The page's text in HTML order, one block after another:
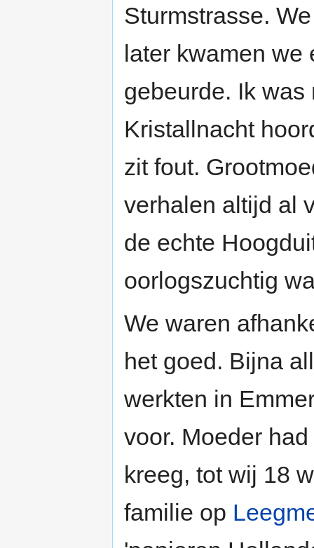
Sturmstrasse.
later kwamen we
gebeurde. Ik
Kristallnacht
zit fout.
verhalen altijd al
de echte
oorlogszuchtig
We waren
het goed. Bijna
werkten in
voor. Moeder
kreeg, tot wij 18
familie op